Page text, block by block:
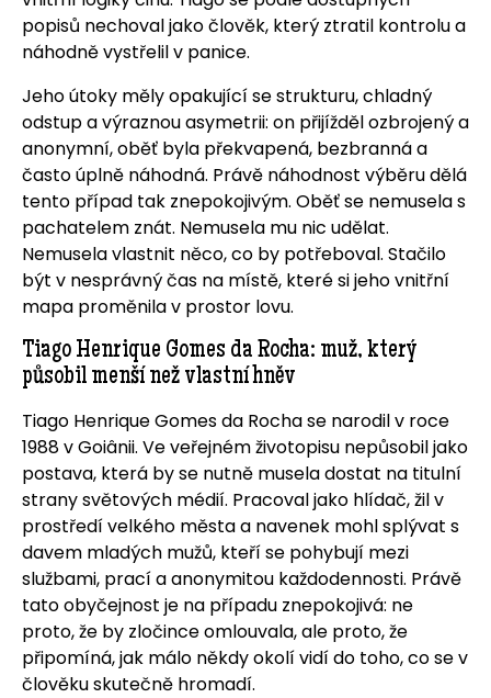
popisů nechoval jako člověk, který ztratil kontrolu a
náhodně vystřelil v panice.
Jeho útoky měly opakující se strukturu, chladný
odstup a výraznou asymetrii: on přijížděl ozbrojený a
anonymní, oběť byla překvapená, bezbranná a
často úplně náhodná. Právě náhodnost výběru dělá
tento případ tak znepokojivým. Oběť se nemusela s
pachatelem znát. Nemusela mu nic udělat.
Nemusela vlastnit něco, co by potřeboval. Stačilo
být v nesprávný čas na místě, které si jeho vnitřní
mapa proměnila v prostor lovu.
Tiago Henrique Gomes da Rocha: muž, který
působil menší než vlastní hněv
Tiago Henrique Gomes da Rocha se narodil v roce
1988 v Goiânii. Ve veřejném životopisu nepůsobil jako
postava, která by se nutně musela dostat na titulní
strany světových médií. Pracoval jako hlídač, žil v
prostředí velkého města a navenek mohl splývat s
davem mladých mužů, kteří se pohybují mezi
službami, prací a anonymitou každodennosti. Právě
tato obyčejnost je na případu znepokojivá: ne
proto, že by zločince omlouvala, ale proto, že
připomíná, jak málo někdy okolí vidí do toho, co se v
člověku skutečně hromadí.